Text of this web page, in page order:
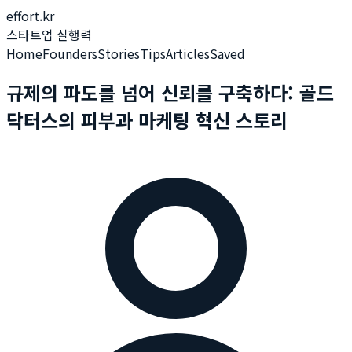
effort.kr
스타트업 실행력
HomeFoundersStoriesTipsArticlesSaved
규제의 파도를 넘어 신뢰를 구축하다: 골드
닥터스의 피부과 마케팅 혁신 스토리